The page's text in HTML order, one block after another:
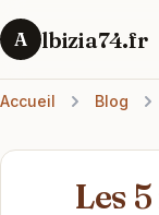
A lbizia74.fr
Accueil Blog
Les